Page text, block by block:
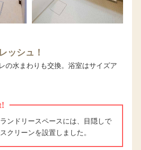
ッシュ！
の水まわりも交換。浴室はサイズア
ンドリースペースには、目隠しで
クリーンを設置しました。